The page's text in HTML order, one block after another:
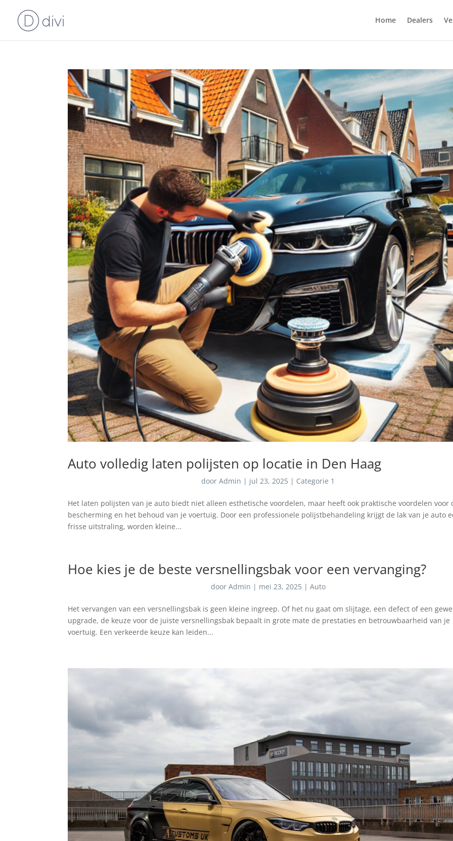
Home Dealers
Auto volledig laten polijsten op locatie in Den Haag
doorAdmin | jul 23, 2025 | Categorie 1
Het laten polijsten van je auto biedt niet alleen esthetische voordelen, maar heeft ook praktische voordelen voor
bescherming en het behoud van je voertuig. Door een professionele polijstbehandeling krijgt de lak van je auto
frisse uitstraling, worden kleine...
Hoe kies je de beste versnellingsbak voor een vervanging?
door Admin | mei 23, 2025 | Auto
Het vervangen van een versnellingsbak is geen kleine ingreep. Of het nu gaat om slijtage, een defect of een
upgrade, de keuze voor de juiste versnellingsbak bepaalt in grote mate de prestaties en betrouwbaarheid van je
voertuig. Een verkeerde keuze kan leiden...